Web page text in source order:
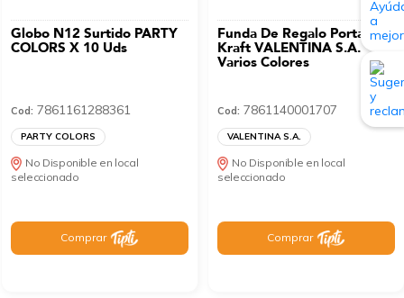
Globo N12 Surtido PARTY
COLORS X 10 Uds
Cod: 7861161288361
PARTY COLORS
No Disponible en local
seleccionado
Comprar
Funda De Regalo Portafolio
Kraft VALENTINA S.A.
Varios Colores
Cod: 7861140001707
VALENTINA S.A.
No Disponible en local
seleccionado
Comprar